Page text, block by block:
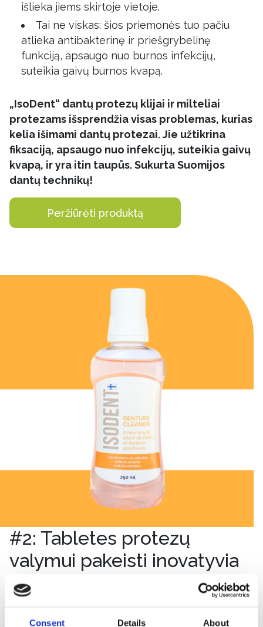
Consent Details About
išlieka jiems skirtoje vietoje.
Tai ne viskas: šios priemonės tuo pačiu
atlieka antibakterinę ir priešgrybelinę
funkciją, apsaugo nuo burnos infekcijų,
suteikia gaivų burnos kvapą.
„IsoDent“ dantų protezų klijai ir milteliai
protezams išsprendžia visas problemas, kurias
kelia išimami dantų protezai. Jie užtikrina
fiksaciją, apsaugo nuo infekcijų, suteikia gaivų
kvapą, ir yra itin taupūs. Sukurta Suomijos
dantų technikų!
Peržiūrėti produktą
#2: Tabletes protezų
valymui pakeisti inovatyvia
ir ekonomiška priemone –